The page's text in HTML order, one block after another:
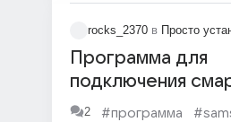
rocks_2370 в Просто
Программа для
подключения
телевизору
2 #программа